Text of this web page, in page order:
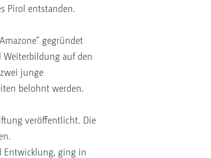
Pirol entstanden.
gegründet
Weiterbildung auf den
junge
belohnt werden.
veröffentlicht. Die
Entwicklung, ging in